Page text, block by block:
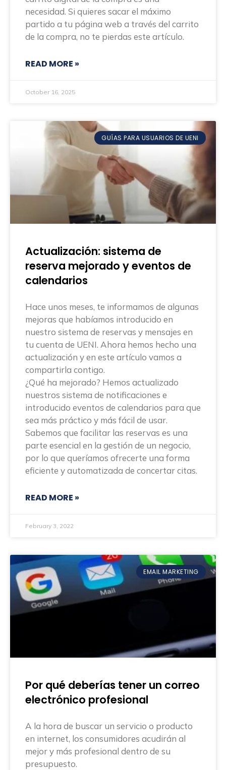
necesidad. Si quieres sacar el máximo
partido a tu página web a través del carrito
de la compra, no te pierdas este artículo.
READ MORE »
October 16, 2025
GUÍAS PARA USUARIOS DE UENI
Actualización: sistema de
reserva mejorado y eventos de
calendarios
Hace unos meses, te informamos de algunas
mejoras que habíamos introducido en
nuestro sistema de reservas y mensajes en
tu cuenta de UENI. Ahora hemos hecho una
actualización y en este artículo vamos a
compartirla contigo.
¿Qué ha mejorado? Hemos actualizado
nuestros sistema de notificaciones e
introducido eventos de calendarios para que
sea más práctico y más fácil de usar.
Sabemos que facilitar las reservas es una
parte esencial en la gestión de un negocio,
por lo que queríamos ofrecerte una forma
eficiente y automatizada de concertar citas.
READ MORE »
February 3, 2022
EMAIL MARKETING
Por qué deberías tener un correo
electrónico profesional
A la hora de buscar un servicio o producto
en internet, los consumidores acudirán al
mejor y más profesional dentro de su
presupuesto.